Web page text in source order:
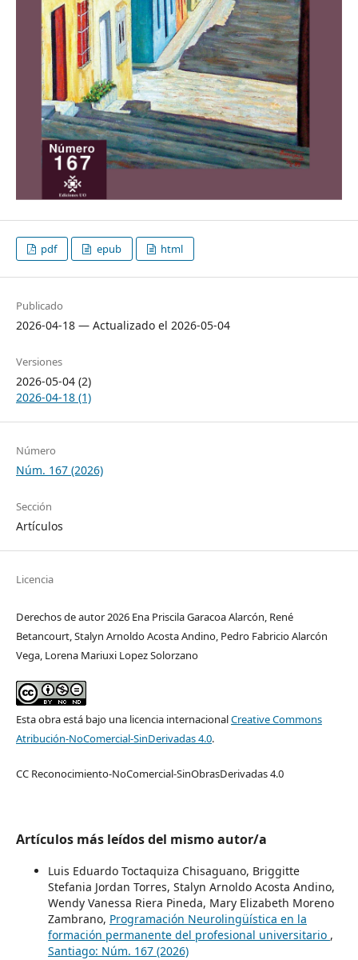
pdf epub html
Publicado
2026-04-18 — Actualizado el 2026-05-04
Versiones
2026-05-04 (2)
2026-04-18 (1)
Número
Núm. 167 (2026)
Sección
Artículos
Licencia
Derechos de autor 2026 Ena Priscila Garacoa Alarcón, René
Betancourt, Stalyn Arnoldo Acosta Andino, Pedro Fabricio Alarcón
Vega, Lorena Mariuxi Lopez Solorzano
Esta obra está bajo una licencia internacionalCreative Commons
Atribución-NoComercial-SinDerivadas 4.0.
CC Reconocimiento-NoComercial-SinObrasDerivadas 4.0
Artículos más leídos del mismo autor/a
Luis Eduardo Toctaquiza Chisaguano, Briggitte
Stefania Jordan Torres, Stalyn Arnoldo Acosta Andino,
Wendy Vanessa Riera Pineda, Mary Elizabeth Moreno
Zambrano, Programación Neurolingüística en la
formación permanente del profesional universitario ,
Santiago: Núm. 167 (2026)